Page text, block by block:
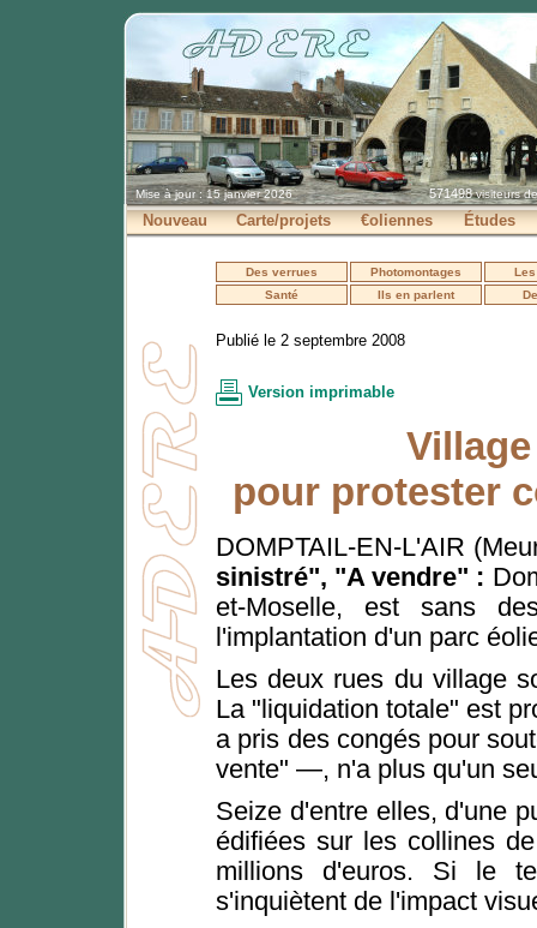
Mise à jour : 15 janvier 2026 571498visiteurs
Nouveau Carte/projets €oliennes Études
Des verrues Photomontages
Santé
Ils en parlent
Publié le 2 septembre 2008
Version imprimable
pour protester
DOMPTAIL-EN-L'AIR
sinistré", "A vendre" :
et-Moselle, est sans
l'implantation d'un parc
Les deux rues du village
La "liquidation totale" est
a pris des congés pour
vente" —, n'a plus qu'un
Seize d'entre elles, d'une
édifiées sur les collines
millions d'euros. Si le
s'inquiètent de l'impact